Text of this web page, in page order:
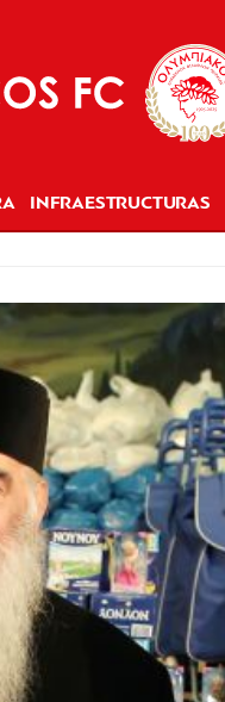
INFRAESTRUCTURAS